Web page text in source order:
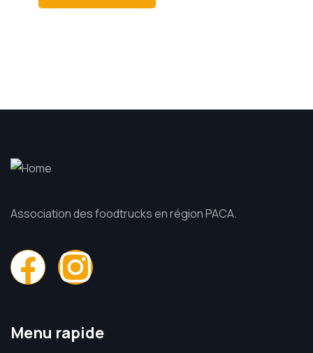
Association des foodtrucks en région PACA.
Menu rapide